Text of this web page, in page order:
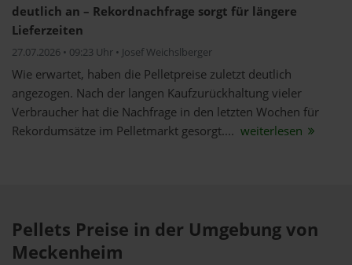
deutlich an – Rekordnachfrage sorgt für längere
Lieferzeiten
27.07.2026 • 09:23 Uhr • Josef Weichslberger
Wie erwartet, haben die Pelletpreise zuletzt deutlich
angezogen. Nach der langen Kaufzurückhaltung vieler
Verbraucher hat die Nachfrage in den letzten Wochen für
Rekordumsätze im Pelletmarkt gesorgt.... weiterlesen
Pellets Preise in der Umgebung von
Meckenheim